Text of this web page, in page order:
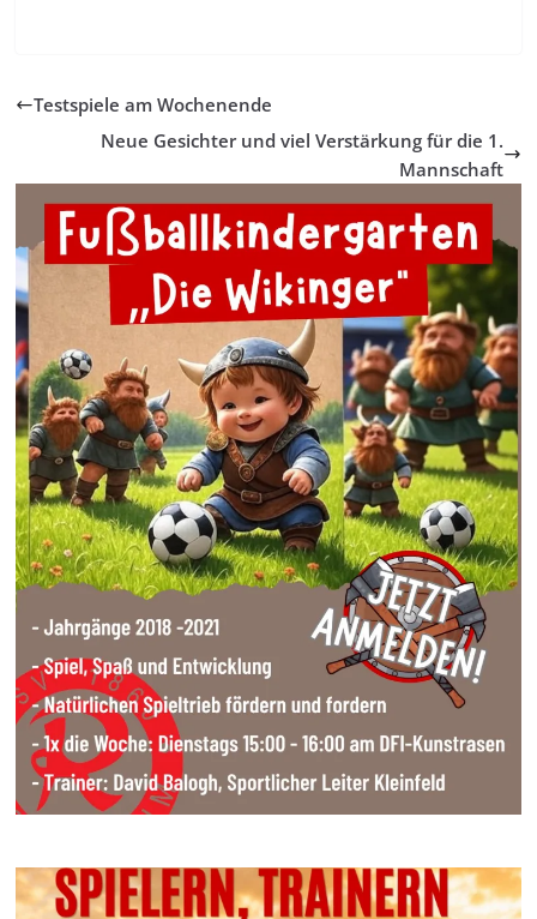
Testspiele am Wochenende
Neue Gesichter und viel Verstärkung für die 1.
Mannschaft